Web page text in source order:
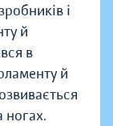
і
й
в
й
ногах.